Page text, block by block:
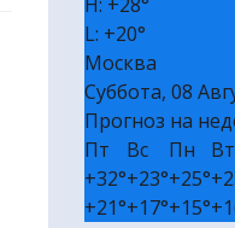
🎭 Билеты в театр и
₽ Пассивный доход
✔ Полезные сервисы
❒ Реклама
L: +20°
Москва
Суббота, 08
Прогноз на
Пт
Вс Пн Вт
+32°+23°+25°+
+21°+17°+15°+